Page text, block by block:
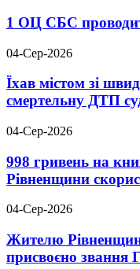
1 ОЦ СБС
04-Сер-2026
Їхав містом зі
смертельну ДТП
04-Сер-2026
998 гривень на
Рівненщини
04-Сер-2026
Жителю
присвоєно звання